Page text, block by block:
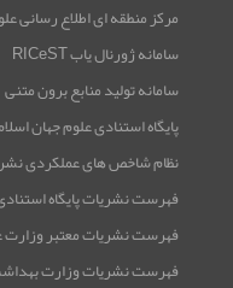
مرکز منطقه ای اطلاع رسانی
سامانه ژورنال یاب RICeST
سامانه تولید منابع برون متنی
پایگاه استنادی علوم جهان اسلام
نظام شاخص های عملکردی
فهرست نشریات پایگاه
فهرست نشریات معتبر وزارت
فهرست نشریات وزارت